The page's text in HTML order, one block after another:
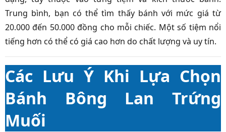
Trung bình, bạn có thể tìm thấy bánh với mức giá từ
20.000 đến 50.000 đồng cho mỗi chiếc. Một số tiệm nổi
tiếng hơn có thể có giá cao hơn do chất lượng và uy tín.
Các Lưu Ý Khi Lựa Chọn
Bánh Bông Lan Trứng
Muối